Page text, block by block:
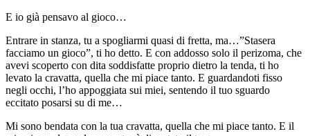
E io già pensavo al gioco…
Entrare in stanza, tu a spogliarmi quasi di fretta, ma…”Stasera
facciamo un gioco”, ti ho detto. E con addosso solo il perizoma, che
avevi scoperto con dita soddisfatte proprio dietro la tenda, ti ho
levato la cravatta, quella che mi piace tanto. E guardandoti fisso
negli occhi, l’ho appoggiata sui miei, sentendo il tuo sguardo
eccitato posarsi su di me…
Mi sono bendata con la tua cravatta, quella che mi piace tanto. E il